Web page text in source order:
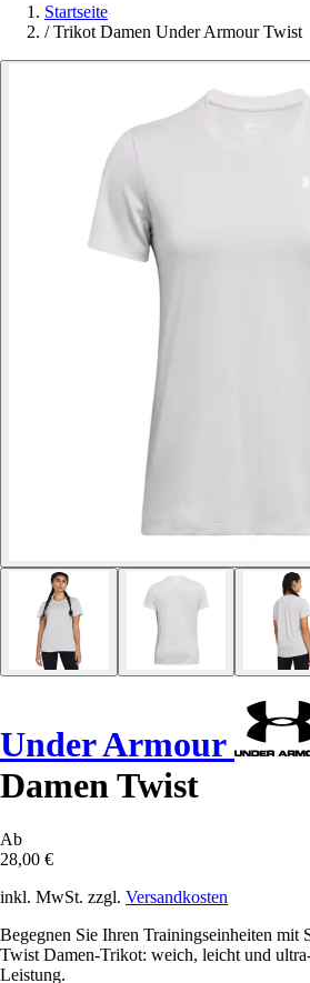
Startseite
/ Trikot Damen Under Armour Twist
Under Armour
Damen Twist
Ab
28,00 €
inkl. MwSt. zzgl. Versandkosten
Begegnen Sie Ihren Trainingseinheiten
Twist Damen-Trikot: weich, leicht und
Leistung.